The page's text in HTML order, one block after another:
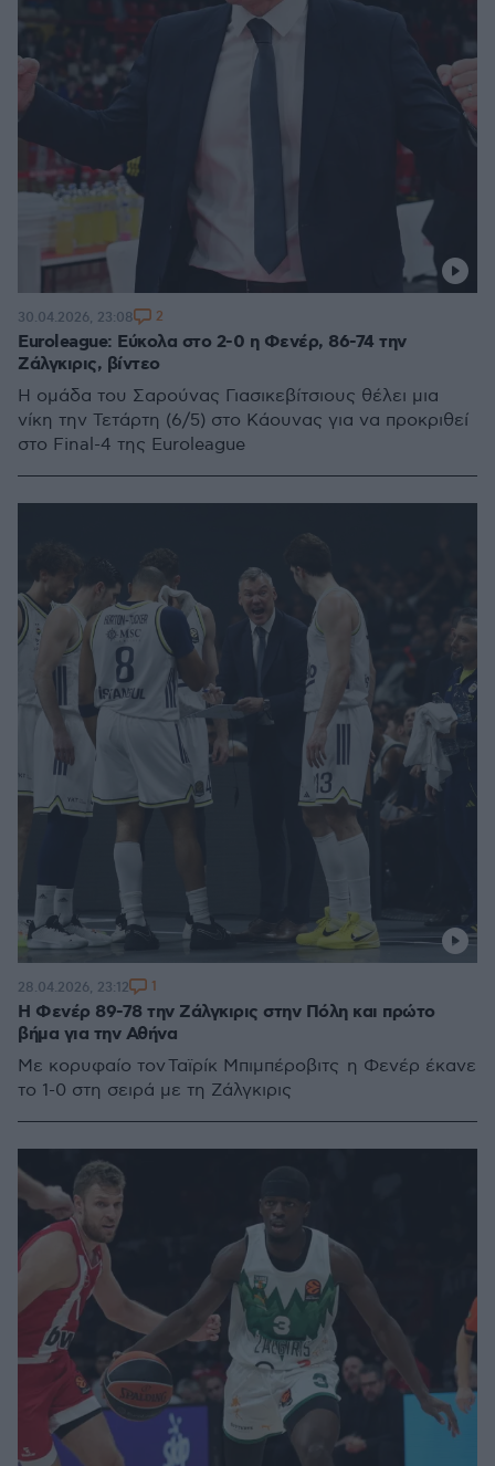
Euroleague: Εύκολα στο 2-0 η Φενέρ, 86-74 την
Ζάλγκιρις, βίντεο
Η ομάδα του Σαρούνας Γιασικεβίτσιους θέλει μια
νίκη την Τετάρτη (6/5) στο Κάουνας για να προκριθεί
στο Final-4 της Euroleague
30.04.2026, 23:08 2
Η Φενέρ 89-78 την Ζάλγκιρις στην Πόλη και πρώτο
βήμα για την Αθήνα
Με κορυφαίο τον Ταϊρίκ Μπιμπέροβιτς η Φενέρ έκανε
το 1-0 στη σειρά με τη Ζάλγκιρις
28.04.2026, 23:12 1